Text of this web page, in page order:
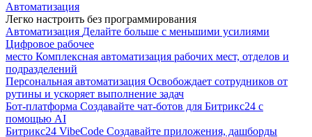
Автоматизация
Легко настроить без программирования
Автоматизация Делайте больше с меньшими усилиями
Цифровое рабочее
место Комплексная автоматизация рабочих мест, отделов и
подразделений
Персональная автоматизация Освобождает сотрудников от
рутины и ускоряет выполнение задач
Бот-платформа Создавайте чат-ботов для Битрикс24 с
помощью AI
Битрикс24 VibeCode Создавайте приложения, дашборды